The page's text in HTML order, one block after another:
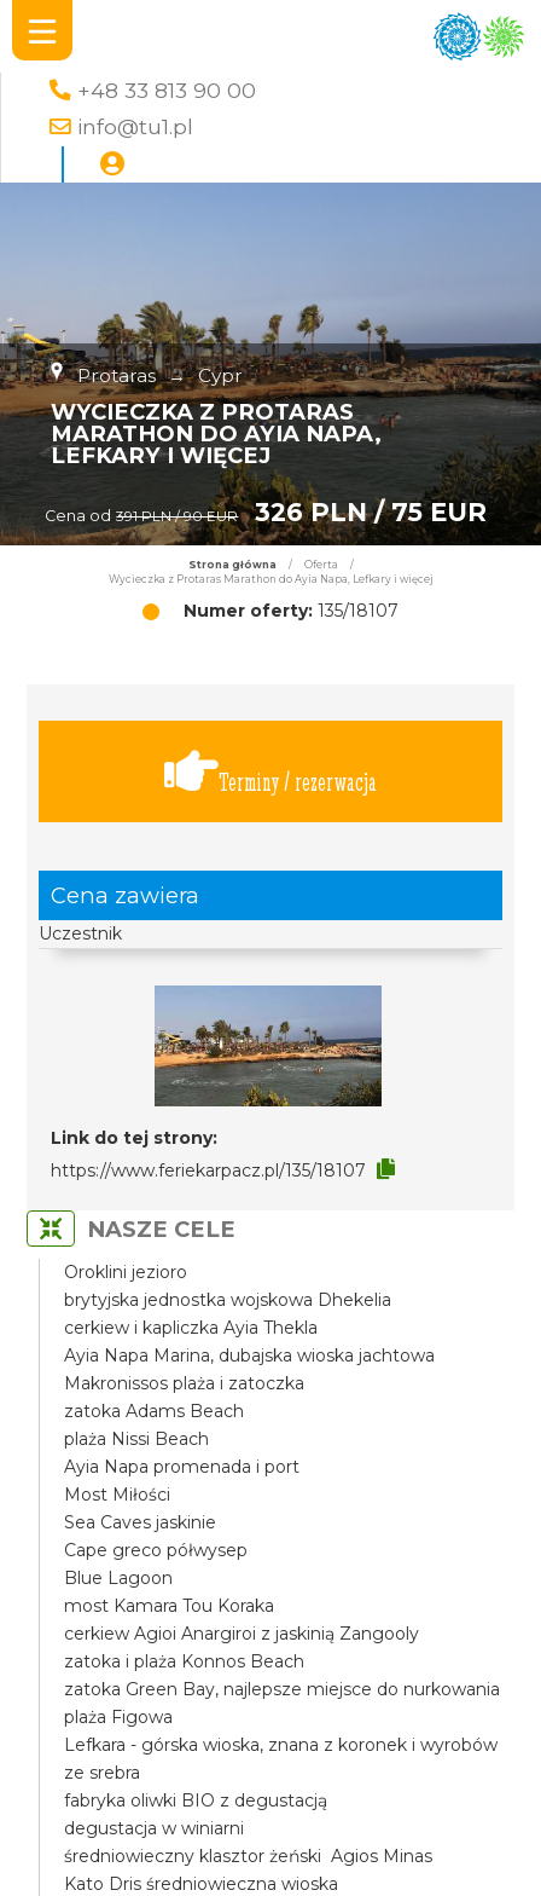
+48 33 813 90 00
info@tu1.pl
Protaras → Cypr
WYCIECZKA Z PROTARAS
MARATHON DO AYIA NAPA,
LEFKARY I WIĘCEJ
Cena od 391 PLN / 90 EUR 326 PLN / 75 EUR
Strona główna / Oferta
/
Wycieczka z Protaras Marathon do Ayia Napa, Lefkary i więcej
Numer oferty: 135/18107
Terminy / rezerwacja
Cena zawiera
Uczestnik
Link do tej strony:
https://www.feriekarpacz.pl/135/18107
NASZE CELE
Oroklini jezioro
brytyjska jednostka wojskowa Dhekelia
cerkiew i kapliczka Ayia Thekla
Ayia Napa Marina, dubajska wioska jachtowa
Makronissos plaża i zatoczka
zatoka Adams Beach
plaża Nissi Beach
Ayia Napa promenada i port
Most Miłości
Sea Caves jaskinie
Cape greco półwysep
Blue Lagoon
most Kamara Tou Koraka
cerkiew Agioi Anargiroi z jaskinią Zangooly
zatoka i plaża Konnos Beach
zatoka Green Bay, najlepsze miejsce do nurkowania
plaża Figowa
Lefkara - górska wioska, znana z koronek i wyrobów
ze srebra
fabryka oliwki BIO z degustacją
degustacja w winiarni
średniowieczny klasztor żeński Agios Minas
Kato Dris średniowieczna wioska